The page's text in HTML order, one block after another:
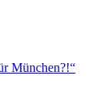
München?!“